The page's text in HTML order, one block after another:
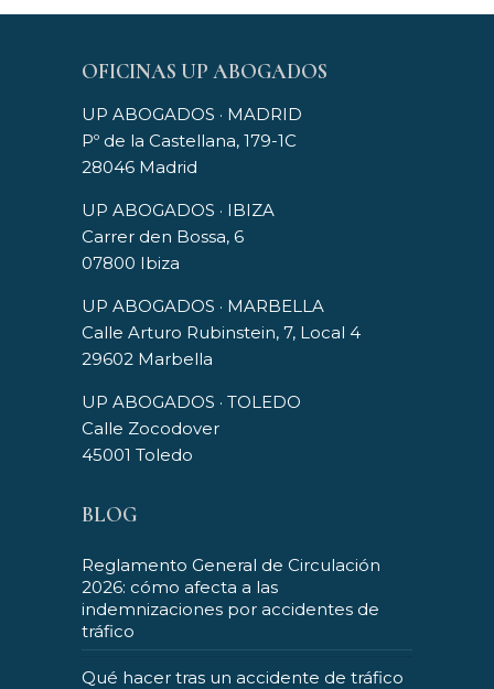
OFICINAS UP ABOGADOS
UP ABOGADOS · MADRID
Pº de la Castellana, 179-1C
28046 Madrid
UP ABOGADOS · IBIZA
Carrer den Bossa, 6
07800 Ibiza
UP ABOGADOS · MARBELLA
Calle Arturo Rubinstein, 7, Local 4
29602 Marbella
UP ABOGADOS · TOLEDO
Calle Zocodover
45001 Toledo
BLOG
Reglamento General de Circulación
2026: cómo afecta a las
indemnizaciones por accidentes de
tráfico
Qué hacer tras un accidente de tráfico